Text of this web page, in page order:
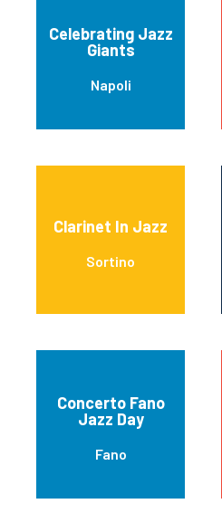
Celebrating Jazz
Giants
Napoli
Clarinet In Jazz
Sortino
Concerto Fano
Jazz Day
Fano